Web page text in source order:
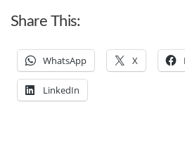
Share This:
WhatsApp X
LinkedIn